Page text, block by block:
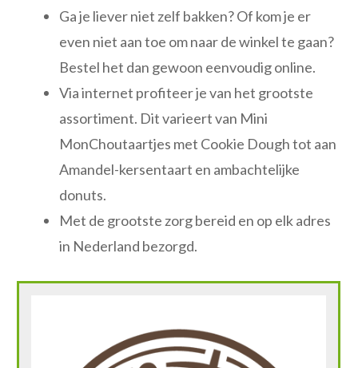
Ga je liever niet zelf bakken? Of kom je er
even niet aan toe om naar de winkel te gaan?
Bestel het dan gewoon eenvoudig online.
Via internet profiteer je van het grootste
assortiment. Dit varieert van Mini
MonChoutaartjes met Cookie Dough tot aan
Amandel-kersentaart en ambachtelijke
donuts.
Met de grootste zorg bereid en op elk adres
in Nederland bezorgd.